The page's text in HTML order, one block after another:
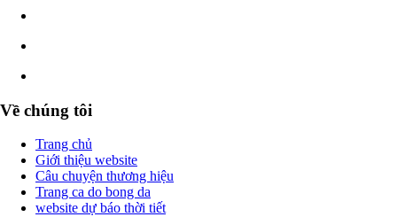
Về chúng tôi
Trang chủ
Giới thiệu website
Câu chuyện thương hiệu
Trang ca do bong da
website dự báo thời tiết